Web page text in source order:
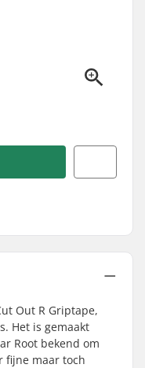
Out R Griptape,
Het is gemaakt
Root bekend om
fijne maar toch